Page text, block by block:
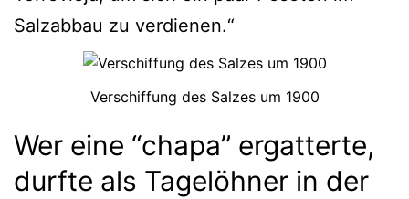
Salzabbau zu verdienen.“
Verschiffung des Salzes um 1900
Wer eine “chapa” ergatterte,
durfte als Tagelöhner in der